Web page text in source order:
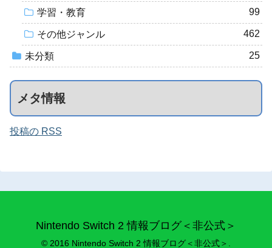
学習・教育 99
その他ジャンル 462
未分類 25
メタ情報
投稿の RSS
Nintendo Switch 2 情報ブログ＜非公式＞
© 2016 Nintendo Switch 2 情報ブログ＜非公式＞.